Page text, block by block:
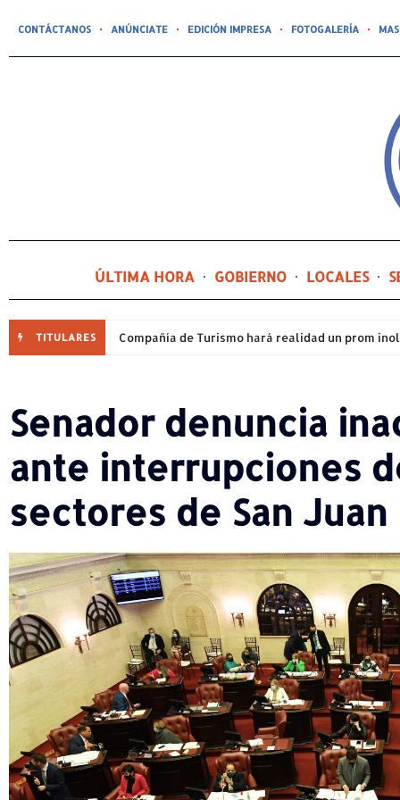
CONTÁCTANOS ANÚNCIATE EDICIÓN IMPRESA FOTOGALERÍA
ÚLTIMA HORA GOBIERNO LOCALES
TITULARES
Senador denuncia
ante interrupciones
sectores de San